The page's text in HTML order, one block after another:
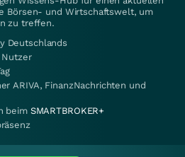
Börsen- und Wirtschaftswelt, um
zu treffen.
Deutschlands
Nutzer
ARIVA, FinanzNachrichten und
beim SMARTBROKER+